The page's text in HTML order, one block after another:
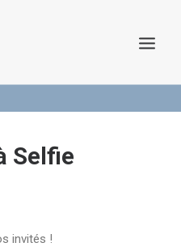
Selfie
invités !